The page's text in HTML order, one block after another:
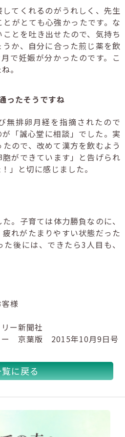
てくれるのがうれしく、先生
がとても心強かったです。な
とを吐き出せたので、気持ち
か、自分に合った煎じ薬を飲
月で妊娠が分かったのです。こ
。
ったそうですね
無排卵月経を指摘されたので
「誠心堂に相談」でした。実
ので、改めて漢方を飲むよう
ができています」と告げられ
」と切に感じました。
。子育ては体力勝負なのに、
れがたまりやすい状態だった
た後には、できたら3 人目も、
様
ー新聞社
ー 京葉版 2015年10月9日号
に戻る